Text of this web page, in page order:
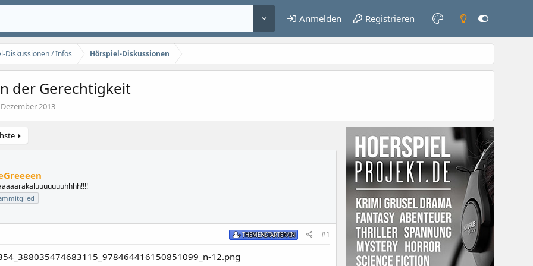
Anmelden Registrieren
Diskussionen / Infos Hörspiel-Diskussionen
der Gerechtigkeit
2013
THEMENSTARTER/IN #1